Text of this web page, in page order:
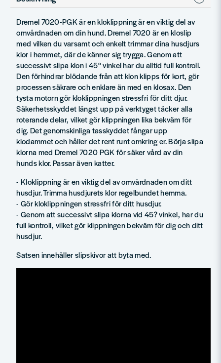
Dremel 7020-PGK är en kloklippning är en viktig del av
omvårdnaden om din hund. Dremel 7020 är en kloslip
med vilken du varsamt och enkelt trimmar dina husdjurs
klor i hemmet, där de känner sig trygga. Genom att
successivt slipa klon i 45° vinkel har du alltid full kontroll.
Den förhindrar blödande från att klon klipps för kort, gör
processen säkrare och enklare än med en klosax. Den
tysta motorn gör kloklippningen stressfri för ditt djur.
Säkerhetsskyddet längst upp på verktyget täcker alla
roterande delar, vilket gör klippningen lika bekväm för
dig. Det genomskinliga tasskyddet fångar upp
klodammet och håller det rent runt omkring er. Börja slipa
klorna med Dremel 7020 PGK för säker vård av din
hunds klor. Passar även katter.
- Kloklippning är en viktig del av omvårdnaden om ditt
husdjur. Trimma husdjurets klor regelbundet hemma.
- Gör kloklippningen stressfri för ditt husdjur.
- Genom att successivt slipa klorna vid 45? vinkel, har du
full kontroll, vilket gör klippningen bekväm för dig och ditt
husdjur.
Satsen innehåller slipskivor att byta med.